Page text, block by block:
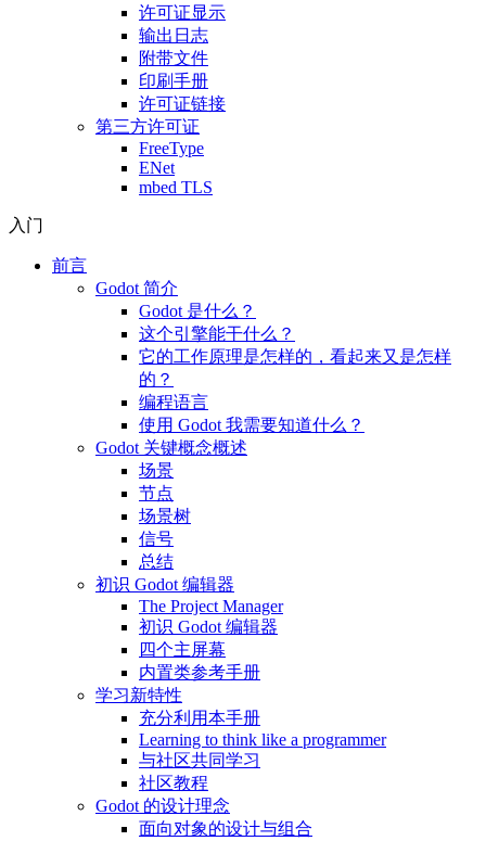
许可证显示
输出日志
附带文件
印刷手册
许可证链接
第三方许可证
FreeType
ENet
mbed TLS
入门
前言
Godot 简介
Godot 是什么？
这个引擎能干什么？
它的工作原理是怎样的，看起来又是怎样
的？
编程语言
使用 Godot 我需要知道什么？
Godot 关键概念概述
场景
节点
场景树
信号
总结
初识 Godot 编辑器
The Project Manager
初识 Godot 编辑器
四个主屏幕
内置类参考手册
学习新特性
充分利用本手册
Learning to think like a programmer
与社区共同学习
社区教程
Godot 的设计理念
面向对象的设计与组合